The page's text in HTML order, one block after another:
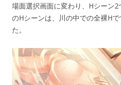
場面選択画面に変わり、Hシーン
のHシーンは、川の中での全裸H
た。